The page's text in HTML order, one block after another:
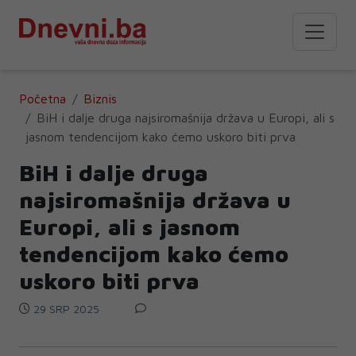
Početna
Biznis
BiH i dalje druga najsiromašnija država u Europi, ali s
jasnom tendencijom kako ćemo uskoro biti prva
BiH i dalje druga
najsiromašnija država u
Europi, ali s jasnom
tendencijom kako ćemo
uskoro biti prva
29 SRP 2025